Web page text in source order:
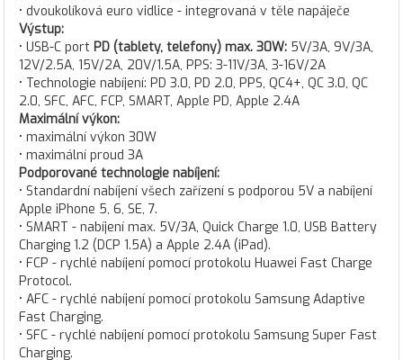
• dvoukolíková euro vidlice - integrovaná v těle napáječe
Výstup:
• USB-C port PD (tablety, telefony) max. 30W: 5V/3A, 9V/3A,
12V/2.5A, 15V/2A, 20V/1.5A, PPS: 3-11V/3A, 3-16V/2A
• Technologie nabíjení: PD 3.0, PD 2.0, PPS, QC4+, QC 3.0, QC
2.0, SFC, AFC, FCP, SMART, Apple PD, Apple 2.4A
Maximální výkon:
• maximální výkon 30W
• maximální proud 3A
Podporované technologie nabíjení:
• Standardní nabíjení všech zařízení s podporou 5V a nabíjení
Apple iPhone 5, 6, SE, 7.
• SMART - nabíjení max. 5V/3A, Quick Charge 1.0, USB Battery
Charging 1.2 (DCP 1.5A) a Apple 2.4A (iPad).
• FCP - rychlé nabíjení pomocí protokolu Huawei Fast Charge
Protocol.
• AFC - rychlé nabíjení pomocí protokolu Samsung Adaptive
Fast Charging.
• SFC - rychlé nabíjení pomocí protokolu Samsung Super Fast
Charging.